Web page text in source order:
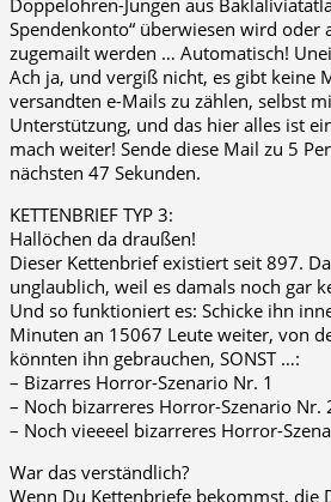
Doppelohren-Jungen aus
Spendenkonto“ überwiesen wird oder
zugemailt werden … Automatisch!
Ach ja, und vergiß nicht, es gibt keine
versandten e-Mails zu zählen, selbst
Unterstützung, und das hier alles ist
mach weiter! Sende diese Mail zu 5
nächsten 47 Sekunden.
KETTENBRIEF TYP 3:
Hallöchen da draußen!
Dieser Kettenbrief existiert seit 897.
unglaublich, weil es damals noch gar
Und so funktioniert es: Schicke ihn
Minuten an 15067 Leute weiter, von
könnten ihn gebrauchen, SONST …:
– Bizarres Horror-Szenario Nr. 1
– Noch bizarreres Horror-Szenario Nr.
– Noch vieeeel bizarreres Horror-
War das verständlich?
Wenn Du Kettenbriefe bekommst, die